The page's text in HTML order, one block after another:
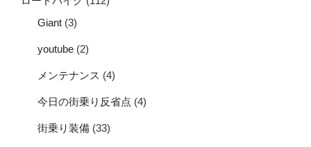
Giant (3)
youtube (2)
メンテナンス (4)
今日の街乗り反省点 (4)
街乗り装備 (33)